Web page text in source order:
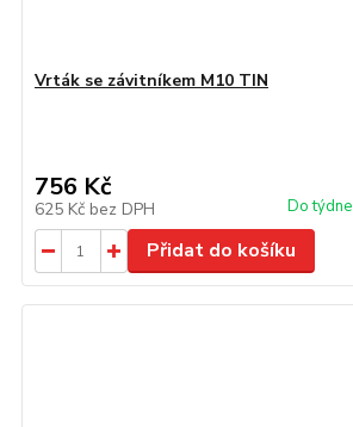
Vrták se závitníkem M10 TIN
756 Kč
625 Kč bez DPH Do týdne
Přidat do košíku